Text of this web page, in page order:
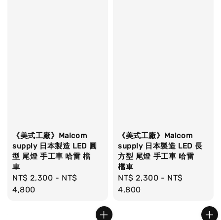
《美式工廠》Malcom
supply 日本製造 LED 圓
型 尾燈 手工車 哈雷 檔
車
Regular
price
NT$ 2,300 - NT$
4,800
《美式工廠》Malcom
supply 日本製造 LED 長
方型 尾燈 手工車 哈雷
檔車
Regular
price
NT$ 2,300 - NT$
4,800